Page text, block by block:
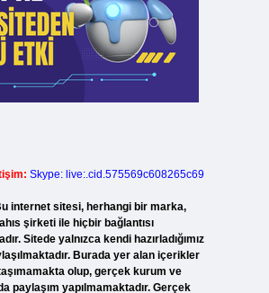
Skype: live:.cid.575569c608265c69
internet sitesi, herhangi bir marka,
şirketi ile hiçbir bağlantısı
Sitede yalnızca kendi hazırladığımız
Burada yer alan içerikler
olup, gerçek kurum ve
paylaşım yapılmamaktadır. Gerçek